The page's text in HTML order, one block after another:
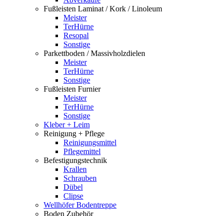
Fußleisten Laminat / Kork / Linoleum
Meister
TerHürne
Resopal
Sonstige
Parkettboden / Massivholzdielen
Meister
TerHürne
Sonstige
Fußleisten Furnier
Meister
TerHürne
Sonstige
Kleber + Leim
Reinigung + Pflege
Reinigungsmittel
Pflegemittel
Befestigungstechnik
Krallen
Schrauben
Dübel
Clipse
Wellhöfer Bodentreppe
Boden Zubehör